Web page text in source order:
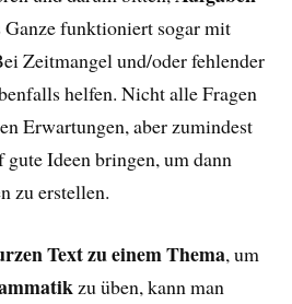
Ganze funktioniert sogar mit
Zeitmangel und/oder fehlender
helfen. Nicht alle Fragen
Erwartungen, aber zumindest
gute Ideen bringen, um dann
zu erstellen.
Text zu einem Thema, um
zu üben, kann man